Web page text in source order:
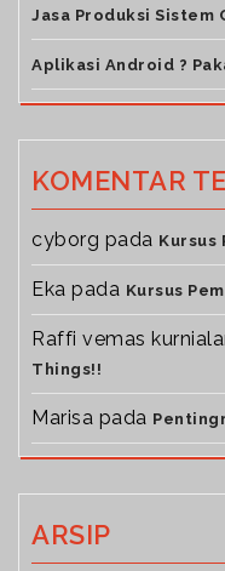
Jasa Produksi Sistem
Aplikasi Android ?
KOMENTAR
cyborg pada Kursus
Eka pada Kursus
Raffi vemas
Things!!
Marisa pada
ARSIP